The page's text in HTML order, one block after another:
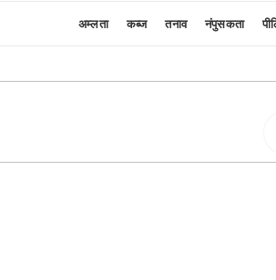
अम्लता कब्ज तनाव नंपुसकता